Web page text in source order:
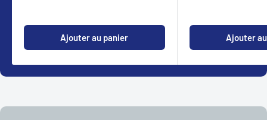
Ajouter au panier Ajouter